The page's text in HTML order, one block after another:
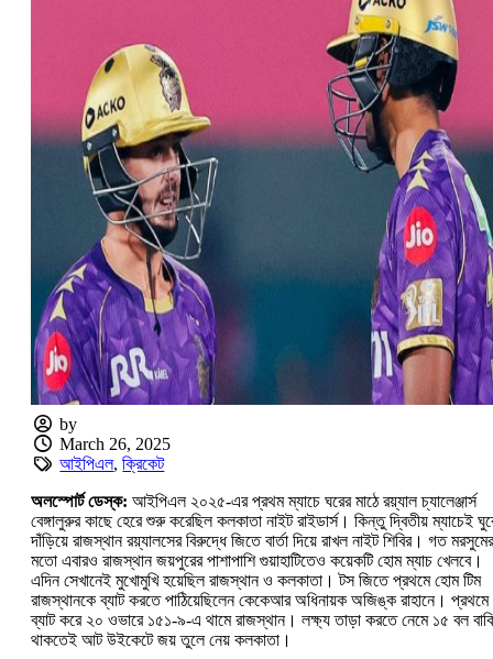
by
March 26, 2025
আইপিএল,ক্রিকেট
অলস্পোর্ট ডেস্ক: আইপিএল ২০২৫-এর প্রথম ম্যাচে ঘরের মাঠে রয়্যাল চ্যালেঞ্জার্স
বেঙ্গালুরুর কাছে হেরে শুরু করেছিল কলকাতা নাইট রাইডার্স। কিন্তু দ্বিতীয় ম্যাচেই
দাঁড়িয়ে রাজস্থান রয়্যালসের বিরুদ্ধে জিতে বার্তা দিয়ে রাখল নাইট শিবির। গত মরসুমের
মতো এবারও রাজস্থান জয়পুরের পাশাপাশি গুয়াহাটিতেও কয়েকটি হোম ম্যাচ খেলবে।
এদিন সেখানেই মুখোমুখি হয়েছিল রাজস্থান ও কলকাতা। টস জিতে প্রথমে হোম টিম
রাজস্থানকে ব্যাট করতে পাঠিয়েছিলেন কেকেআর অধিনায়ক অজিঙ্ক রাহানে। প্রথমে
ব্যাট করে ২০ ওভারে ১৫১-৯-এ থামে রাজস্থান। লক্ষ্য তাড়া করতে নেমে ১৫ বল
থাকতেই আট উইকেটে জয় তুলে নেয় কলকাতা।